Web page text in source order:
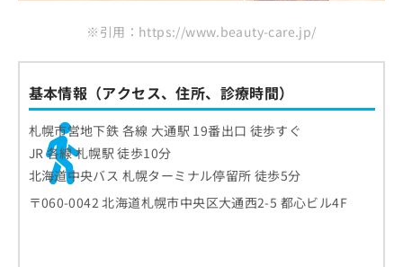
※引用：https://www.beauty-care.jp/
基本情報（アクセス、住所、診療時間）
札幌市営地下鉄 各線 大通駅 19番出口 徒歩すぐ
JR 各線 札幌駅 徒歩10分
北海道中央バス 札幌ターミナル停留所 徒歩5分
〒060-0042 北海道札幌市中央区大通西2-5 都心ビル4F